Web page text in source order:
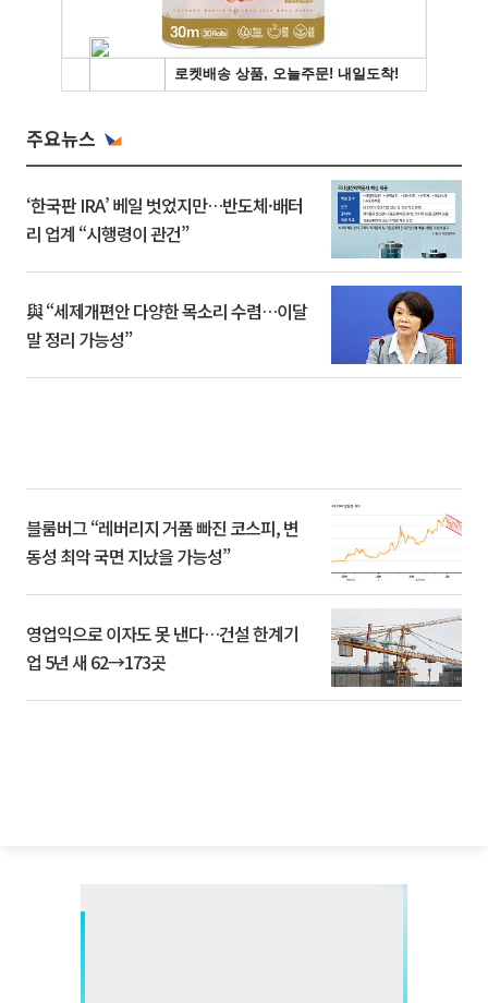
주요뉴스
‘한국판 IRA’ 베일 벗었지만…반도체·배터
리 업계 “시행령이 관건”
與 “세제개편안 다양한 목소리 수렴…이달
말 정리 가능성”
블룸버그 “레버리지 거품 빠진 코스피, 변
동성 최악 국면 지났을 가능성”
영업익으로 이자도 못 낸다…건설 한계기
업 5년 새 62→173곳